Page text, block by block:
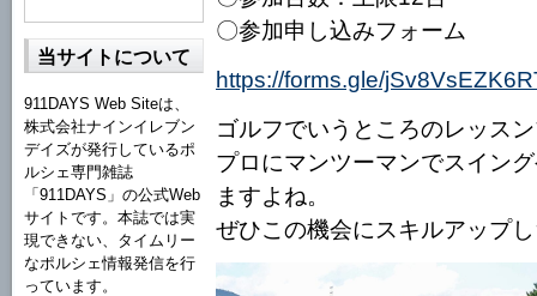
〇参加申し込みフォーム
https://forms.gle/
ゴルフでいうところのレッス
プロにマンツーマンでスイン
ますよね。
ぜひこの機会にスキルアップ
当サイトについて
911DAYS Web Siteは、
株式会社ナインイレブン
デイズが発行しているポ
ルシェ専門雑誌
「911DAYS」の公式Web
サイトです。本誌では実
現できない、タイムリー
なポルシェ情報発信を行
っています。